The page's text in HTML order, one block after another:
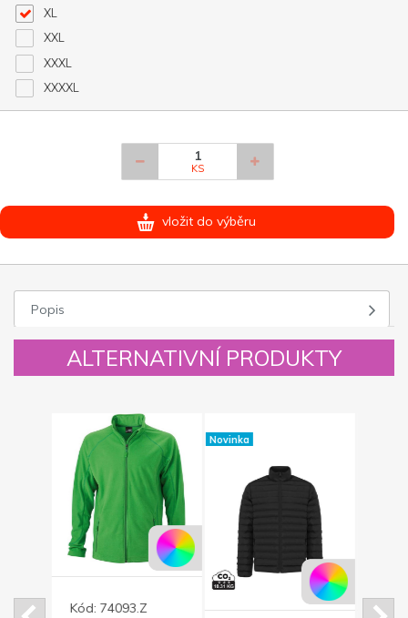
XL
XXL
XXXL
XXXXL
KS
vložit do výběru
Popis
ALTERNATIVNÍ PRODUKTY
Kód: 74093.Z
Novinka